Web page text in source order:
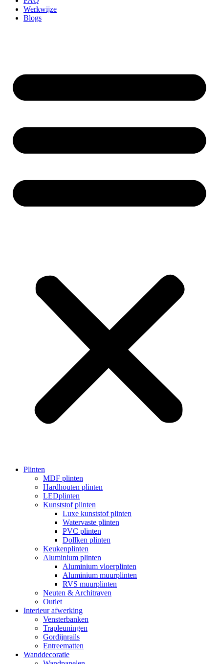
Werkwijze
Blogs
Plinten
MDF plinten
Hardhouten plinten
LEDplinten
Kunststof plinten
Luxe kunststof plinten
Watervaste plinten
PVC plinten
Dollken plinten
Keukenplinten
Aluminium plinten
Aluminium vloerplinten
Aluminium muurplinten
RVS muurplinten
Neuten & Architraven
Outlet
Interieur afwerking
Vensterbanken
Trapleuningen
Gordijnrails
Entreematten
Wanddecoratie